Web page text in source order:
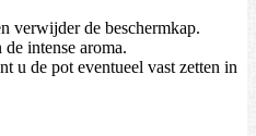
verwijder de beschermkap.
intense aroma.
u de pot eventueel vast zetten in